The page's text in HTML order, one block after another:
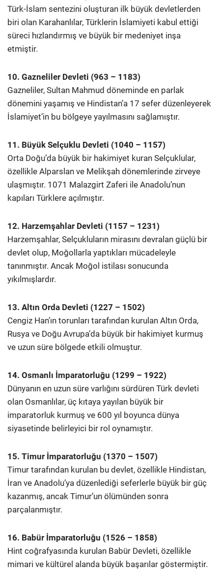
Türk-İslam sentezini oluşturan ilk büyük devletlerden
biri olan Karahanlılar, Türklerin İslamiyeti kabul ettiği
süreci hızlandırmış ve büyük bir medeniyet inşa
etmiştir.
10. Gazneliler Devleti (963 – 1183)
Gazneliler, Sultan Mahmud döneminde en parlak
dönemini yaşamış ve Hindistan’a 17 sefer düzenleyerek
İslamiyet’in bu bölgeye yayılmasını sağlamıştır.
11. Büyük Selçuklu Devleti (1040 – 1157)
Orta Doğu’da büyük bir hakimiyet kuran Selçuklular,
özellikle Alparslan ve Melikşah dönemlerinde zirveye
ulaşmıştır. 1071 Malazgirt Zaferi ile Anadolu’nun
kapıları Türklere açılmıştır.
12. Harzemşahlar Devleti (1157 – 1231)
Harzemşahlar, Selçukluların mirasını devralan güçlü bir
devlet olup, Moğollarla yaptıkları mücadeleyle
tanınmıştır. Ancak Moğol istilası sonucunda
yıkılmışlardır.
13. Altın Orda Devleti (1227 – 1502)
Cengiz Han’ın torunları tarafından kurulan Altın Orda,
Rusya ve Doğu Avrupa’da büyük bir hakimiyet kurmuş
ve uzun süre bölgede etkili olmuştur.
14. Osmanlı İmparatorluğu (1299 – 1922)
Dünyanın en uzun süre varlığını sürdüren Türk devleti
olan Osmanlılar, üç kıtaya yayılan büyük bir
imparatorluk kurmuş ve 600 yıl boyunca dünya
siyasetinde belirleyici bir rol oynamıştır.
15. Timur İmparatorluğu (1370 – 1507)
Timur tarafından kurulan bu devlet, özellikle Hindistan,
İran ve Anadolu’ya düzenlediği seferlerle büyük bir güç
kazanmış, ancak Timur’un ölümünden sonra
parçalanmıştır.
16. Babür İmparatorluğu (1526 – 1858)
Hint coğrafyasında kurulan Babür Devleti, özellikle
mimari ve kültürel alanda büyük başarılar göstermiştir.